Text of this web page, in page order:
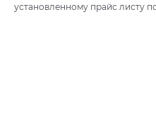
установленному прайс листу